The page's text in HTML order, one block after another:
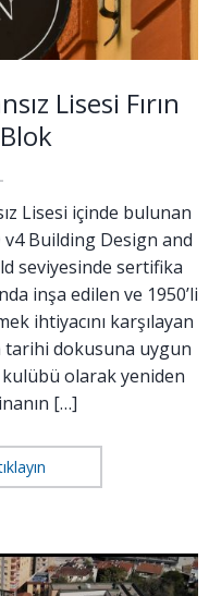
Lisesi Fırın
Lisesi içinde bulunan
v4 Building Design and
seviyesinde sertifika
inşa edilen ve 1950’li
ihtiyacını karşılayan
tarihi dokusuna uygun
olarak yeniden
[…]